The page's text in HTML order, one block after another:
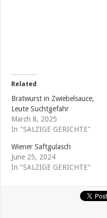
Related
Bratwurst in Zwiebelsauce,
Leute Suchtgefahr
March 8, 2025
In "SALZIGE GERICHTE"
Wiener Saftgulasch
June 25, 2024
In "SALZIGE GERICHTE"